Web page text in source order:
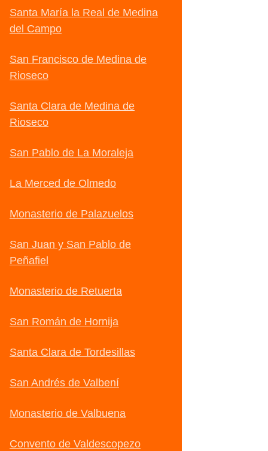
Santa María la Real de Medina
del Campo
San Francisco de Medina de
Rioseco
Santa Clara de Medina de
Rioseco
San Pablo de La Moraleja
La Merced de Olmedo
Monasterio de Palazuelos
San Juan y San Pablo de
Peñafiel
Monasterio de Retuerta
San Román de Hornija
Santa Clara de Tordesillas
San Andrés de Valbení
Monasterio de Valbuena
Convento de Valdescopezo